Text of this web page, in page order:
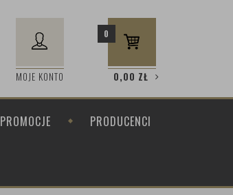
MOJE KONTO
0
0,00 ZŁ
PROMOCJE PRODUCENCI